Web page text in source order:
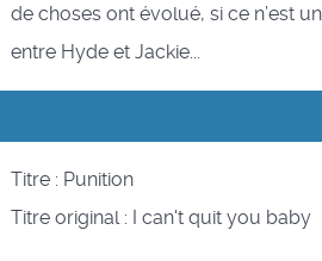
de choses ont évolué, si ce n’est
entre Hyde et Jackie...
Titre : Punition
Titre original : I can't quit you baby